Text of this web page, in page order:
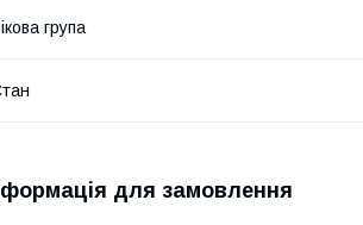
група
для замовлення